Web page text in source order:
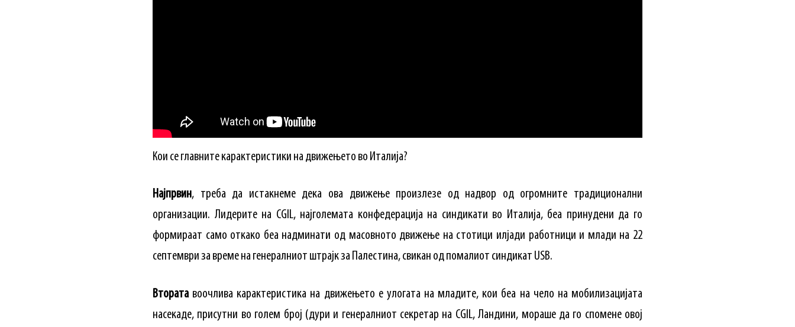
Кои се главните карактеристики на движењето во Италија?
Најпрвин, треба да истакнеме дека ова движење произлезе од надвор од огромните традиционални
организации. Лидерите на CGIL, најголемата конфедерација на синдикати во Италија, беа принудени да го
формираат само откако беа надминати од масовното движење на стотици илјади работници и млади на 22
септември за време на генералниот штрајк за Палестина, свикан од помалиот синдикат USB.
Втората воочлива карактеристика на движењето е улогата на младите, кои беа на чело на мобилизацијата
насекаде, присутни во голем број (дури и генералниот секретар на CGIL, Ландини, мораше да го спомене овој